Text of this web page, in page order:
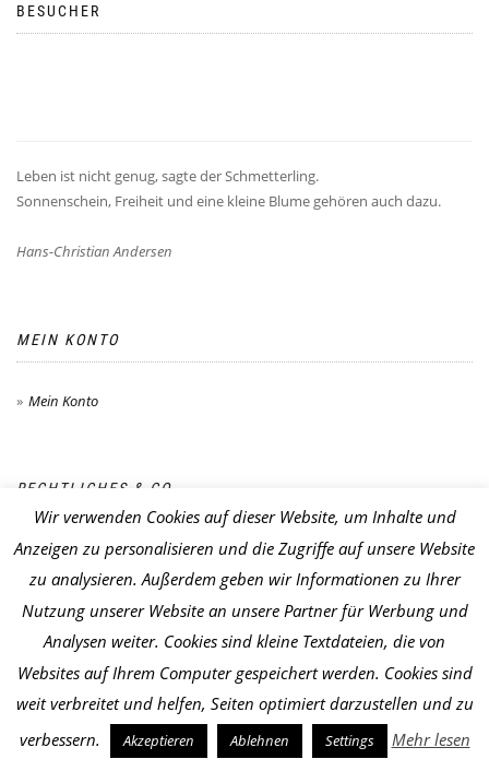
BESUCHER
Leben ist nicht genug, sagte der Schmetterling.
Sonnenschein, Freiheit und eine kleine Blume gehören auch dazu.
Hans-Christian Andersen
MEIN KONTO
Mein Konto
RECHTLICHES & CO.
Zahlungsarten
Impressum
Widerrufsbelehrung
Datenschutz
AGB
Wir verwenden Cookies auf dieser Website, um Inhalte und
Anzeigen zu personalisieren und die Zugriffe auf unsere Website
zu analysieren. Außerdem geben wir Informationen zu Ihrer
Nutzung unserer Website an unsere Partner für Werbung und
Analysen weiter. Cookies sind kleine Textdateien, die von
Websites auf Ihrem Computer gespeichert werden. Cookies sind
weit verbreitet und helfen, Seiten optimiert darzustellen und zu
verbessern.
Akzeptieren Ablehnen Settings Mehr lesen